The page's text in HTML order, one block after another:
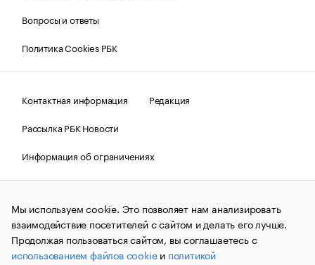
Вопросы и ответы
Политика Cookies РБК
Контактная информация
Редакция
Рассылка РБК Новости
Информация об ограничениях
Правовая информация
О соблюдении авторских прав
© АО «РОСБИЗНЕСКОНСАЛТИНГ»,1995–2026.Сообщения
и материалы информационного агентства «РБК»
(зарегистрировано Федеральной службой по надзору в сфере
связи, информационных технологий и массовых
коммуникаций (Роскомнадзор) 09.12.2015 за номером ИА
Мы используем cookie. Это позволяет нам анализировать
взаимодействие посетителей с сайтом и делать его лучше.
Продолжая пользоваться сайтом, вы соглашаетесь с
использованием файлов cookieи политикой